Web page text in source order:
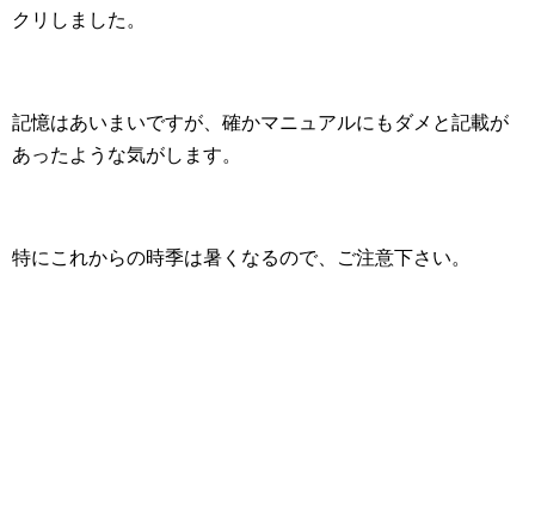
クリしました。
記憶はあいまいですが、確かマニュアルにもダメと記載が
あったような気がします。
特にこれからの時季は暑くなるので、ご注意下さい。